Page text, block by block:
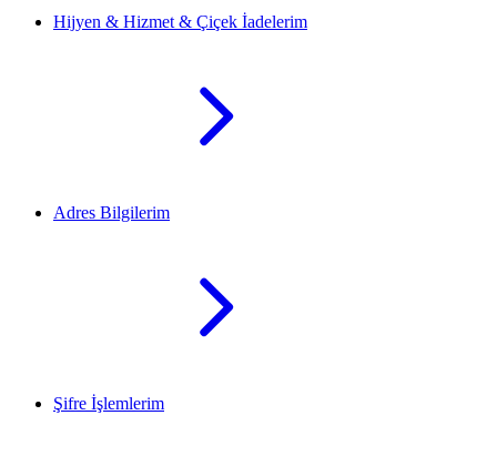
Hijyen & Hizmet & Çiçek İadelerim
Adres Bilgilerim
Şifre İşlemlerim